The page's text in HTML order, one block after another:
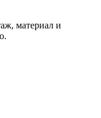
материал и